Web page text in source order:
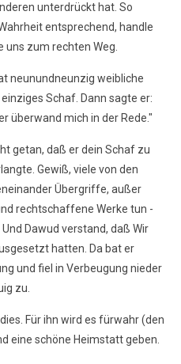
unterdrückt hat. So
entsprechend, handle
zum rechten Weg.
neunundneunzig weibliche
Schaf. Dann sagte er:
überwand mich in der Rede."
getan, daß er dein Schaf zu
Gewiß, viele von den
Übergriffe, außer
rechtschaffene Werke tun -
Dawud verstand, daß Wir
hatten. Da bat er
und fiel in Verbeugung nieder
zu.
Für ihn wird es fürwahr (den
eine schöne Heimstatt geben.